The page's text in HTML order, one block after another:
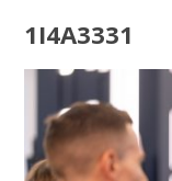
1I4A3331